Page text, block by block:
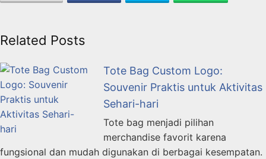
Related Posts
Tote Bag Custom Logo:
Souvenir Praktis untuk Aktivitas
Sehari-hari
Tote bag menjadi pilihan
merchandise favorit karena
fungsional dan mudah digunakan di berbagai kesempatan.